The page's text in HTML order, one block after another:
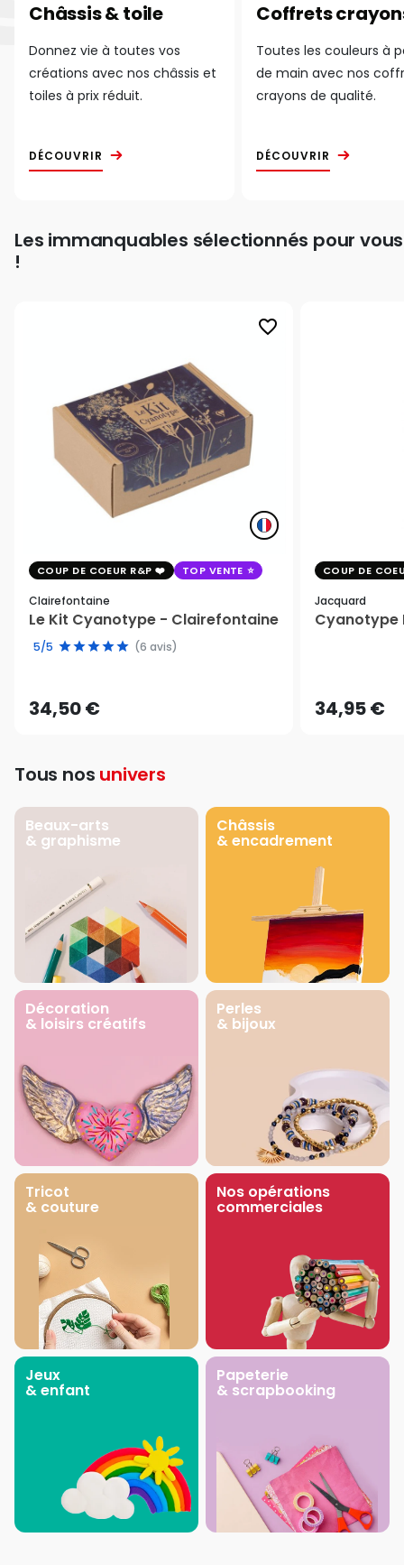
Châssis & toile
Donnez vie à toutes vos
créations avec nos châssis et
toiles à prix réduit.
DÉCOUVRIR
Coffrets
Toutes les couleurs à
de main avec nos
crayons de qualité.
DÉCOUVRIR
Les immanquables sélectionnés pour vous
!
favorite_border
COUP DE COEUR R&P TOP VENTE
Clairefontaine
Le Kit Cyanotype - Clairefontaine
5/5 (6 avis)
34,50 €
COUP DE
Jacquard
Cyanotype
34,95 €
Tous nos univers
Beaux-arts
& graphisme
Châssis
& encadrement
Décoration
& loisirs créatifs
Perles
& bijoux
Tricot
& couture
Nos opérations
commerciales
Jeux
& enfant
Papeterie
& scrapbooking